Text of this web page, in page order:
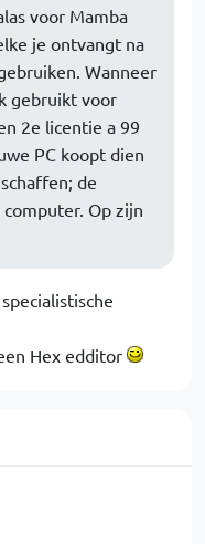
voor Mamba
je ontvangt na
Wanneer
gebruikt voor
2e licentie a 99
PC koopt dien
de
Op zijn
Hex edditor